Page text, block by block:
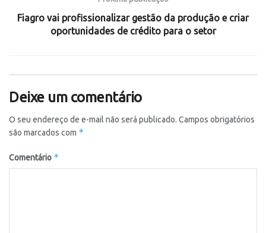
Fiagro vai profissionalizar gestão da produção e criar
oportunidades de crédito para o setor
Deixe um comentário
O seu endereço de e-mail não será publicado. Campos obrigatórios
são marcados com *
Comentário *